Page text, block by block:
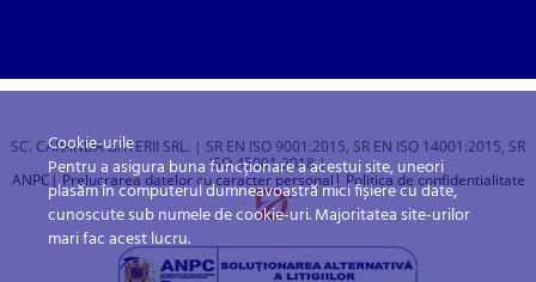
SC. CARANDA BATERII SRL. | SR EN ISO 9001:2015, SR EN ISO 14001:2015, SR
ISO 45001:2018 |
ANPC | Prelucrarea datelor cu caracter personal| Politica de confidentialitate
Cookie-urile
Pentru a asigura buna funcționare a acestui site, uneori
plasăm în computerul dumneavoastră mici fișiere cu date,
cunoscute sub numele de cookie-uri. Majoritatea site-urilor
mari fac acest lucru.